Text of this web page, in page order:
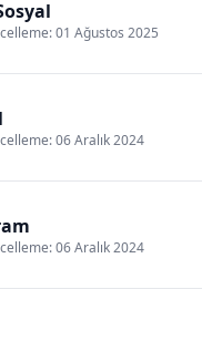
01 Ağustos 2025
06 Aralık 2024
06 Aralık 2024